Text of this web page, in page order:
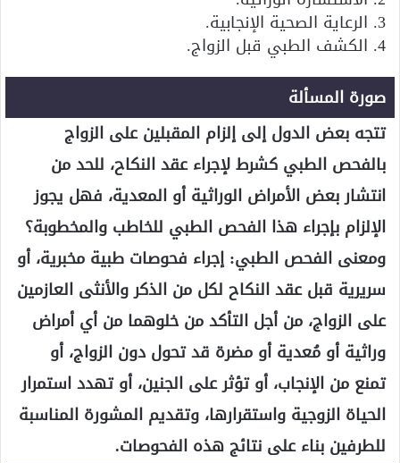
3. الرعاية الصحية الإنجابية.
4. الكشف الطبي قبل الزواج.
صورة المسألة
تتجه بعض الدول إلى إلزام المقبلين على الزواج
بالفحص الطبي كشرط لإجراء عقد النكاح، للحد من
انتشار بعض الأمراض الوراثية أو المعدية، فهل يجوز
الإلزام بإجراء هذا الفحص الطبي للخاطب والمخطوبة؟
ومعنى الفحص الطبي: إجراء فحوصات طبية مخبرية، أو
سريرية قبل عقد النكاح لكل من الذكر والأنثى العازمين
على الزواج، من أجل التأكد من خلوهما من أي أمراض
وراثية أو مُعدية أو مضرة قد تحول دون الزواج، أو
تمنع من الإنجاب، أو تؤثر على الجنين، أو تهدد استمرار
الحياة الزوجية واستقرارها، وتقديم المشورة المناسبة
للطرفين بناء على نتائج هذه الفحوصات.